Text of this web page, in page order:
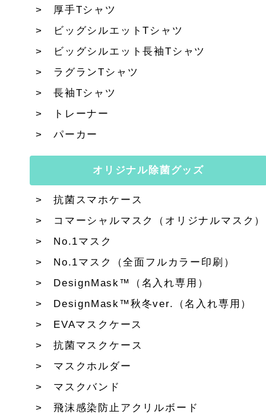
厚手Tシャツ
ビッグシルエットTシャツ
ビッグシルエット長袖Tシャツ
ラグランTシャツ
長袖Tシャツ
トレーナー
パーカー
オリジナル除菌グッズ
抗菌スマホケース
コマーシャルマスク（オリジナルマスク）
No.1マスク
No.1マスク（全面フルカラー印刷）
DesignMask™（名入れ専用）
DesignMask™秋冬ver.（名入れ専用）
EVAマスクケース
抗菌マスクケース
マスクホルダー
マスクバンド
飛沫感染防止アクリルボード